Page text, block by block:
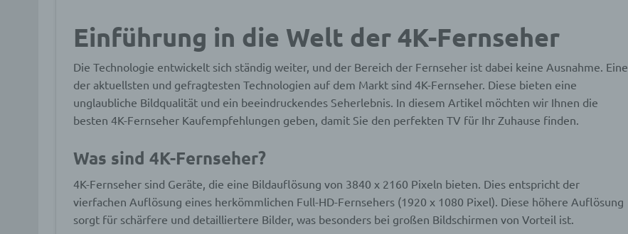
Einführung in die Welt der 4K-Fernseher
Die Technologie entwickelt sich ständig weiter, und der Bereich der Fernseher ist dabei keine Ausnahme. Eine
der aktuellsten und gefragtesten Technologien auf dem Markt sind 4K-Fernseher. Diese bieten eine
unglaubliche Bildqualität und ein beeindruckendes Seherlebnis. In diesem Artikel möchten wir Ihnen die
besten 4K-Fernseher Kaufempfehlungen geben, damit Sie den perfekten TV für Ihr Zuhause finden.
Was sind 4K-Fernseher?
4K-Fernseher sind Geräte, die eine Bildauflösung von 3840 x 2160 Pixeln bieten. Dies entspricht der
vierfachen Auflösung eines herkömmlichen Full-HD-Fernsehers (1920 x 1080 Pixel). Diese höhere Auflösung
sorgt für schärfere und detailliertere Bilder, was besonders bei großen Bildschirmen von Vorteil ist.